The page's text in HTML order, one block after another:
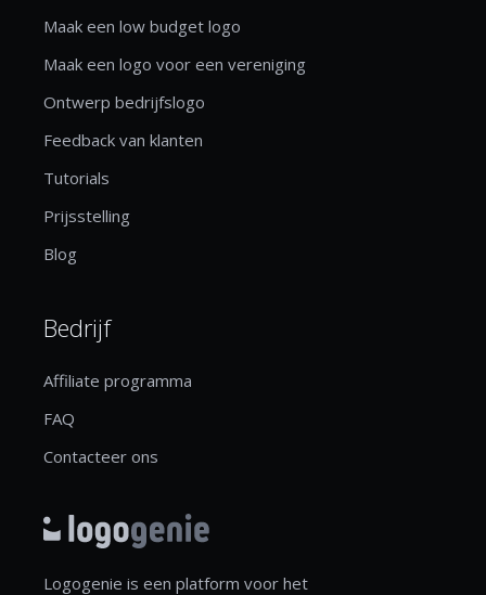
Maak een low budget logo
Maak een logo voor een vereniging
Ontwerp bedrijfslogo
Feedback van klanten
Tutorials
Prijsstelling
Blog
Bedrijf
Affiliate programma
FAQ
Contacteer ons
Logogenie is een platform voor het